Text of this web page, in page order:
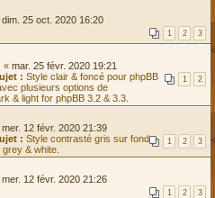
dim. 25 oct. 2020 16:20
1 2 3
« mar. 25 févr. 2020 19:21
1 2
: Style clair & foncé pour phpBB
plusieurs options de
& light for phpBB 3.2 & 3.3.
mer. 12 févr. 2020 21:39
1 2 3
: Style contrasté gris sur fond
& white.
mer. 12 févr. 2020 21:26
1 2 3